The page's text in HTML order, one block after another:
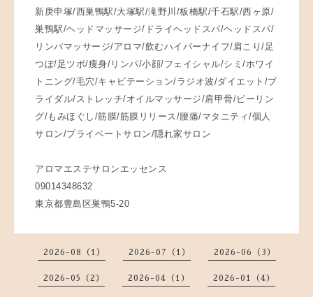
新庚申塚/西巣鴨駅/大塚駅/滝野川/板橋駅/千石駅/西ヶ原/
巣鴨駅/ヘッドマッサージ/ドライヘッドスパ/ヘッドスパ/
リンパマッサージ/アロマ/飲むハイパーナイフ/肩こり/足
つぼ/足ツボ/痩身/リンパ/小顔/フェイシャル/シミ/ホワイ
トニング/毛穴/キャビテーション/ラジオ波/ダイエット/ブ
ライダル/ストレッチ/オイルマッサージ/肩甲骨/ピーリン
グ/もみほぐし/筋膜/筋膜リリース/腰痛/マタニティ/個人
サロン/プライベートサロン/隠れ家サロン
アロマエステサロンエッセンス
09014348632
東京都豊島区巣鴨5-20
2026-08（1） 2026-07（1） 2026-06（3）
2026-05（2） 2026-04（1） 2026-01（4）